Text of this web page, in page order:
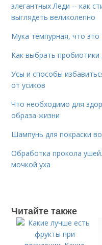
элегантных Леди -- как
выглядеть великолепно
Мука темпурная, что
Как выбрать
Усы и способы
от усиков
Что необходимо для
образа жизни
Шампунь для покраски
Обработка прокола
мочкой уха
Читайте также